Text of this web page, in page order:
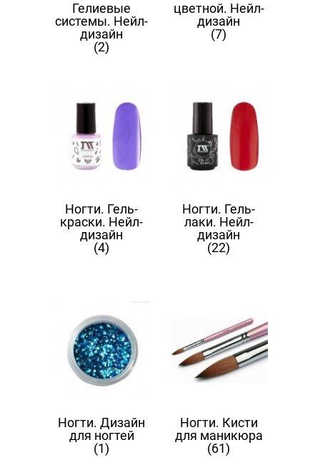
Гелиевые
системы. Нейл-
дизайн
(2)
цветной. Нейл-
дизайн
(7)
Ногти. Гель-
краски. Нейл-
дизайн
(4)
Ногти. Гель-
лаки. Нейл-
дизайн
(22)
Ногти. Дизайн
для ногтей
(1)
Ногти. Кисти
для маникюра
(61)